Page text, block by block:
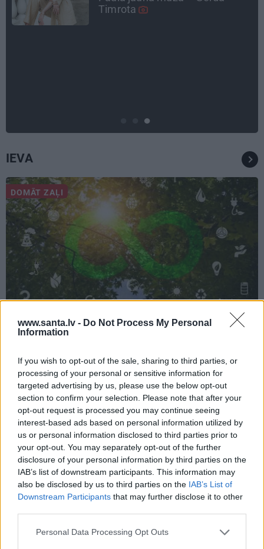
www.santa.lv - Do Not Process My Personal
Information
If you wish to opt-out of the sale, sharing to third parties, or
processing of your personal or sensitive information for
targeted advertising by us, please use the below opt-out
section to confirm your selection. Please note that after your
opt-out request is processed you may continue seeing
interest-based ads based on personal information utilized by
us or personal information disclosed to third parties prior to
your opt-out. You may separately opt-out of the further
disclosure of your personal information by third parties on the
IAB’s list of downstream participants. This information may
also be disclosed by us to third parties on the IAB’s List of
Downstream Participants that may further disclose it to other
Personal Data Processing Opt Outs
IEVA
DOMĀT ZAĻI
Kas īsti ir aprites ekonomika? Īsā atbilde
– tavs jaunais dzīvesveids
STILA NOSLĒPUMI
Ja tev patīk Natālijas Jansones stils:
lietas, rotas un zīmoli, ko vērts
aizņemties savai ikdienai
VASARA
Nokavēju sapulci, atvēru nepareizo
čatu un… nonācu mežā ar priekšnieci!
KULTŪRA